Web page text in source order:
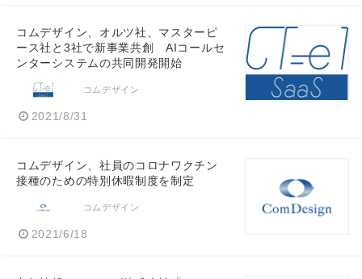
コムデザイン、オルツ社、マスターピ
ース社と3社で新事業共創 AIコールセ
ンターシステムの共同開発開始
コムデザイン
2021/8/31
コムデザイン、社員のコロナワクチン
接種のための特別休暇制度を制定
コムデザイン
2021/6/18